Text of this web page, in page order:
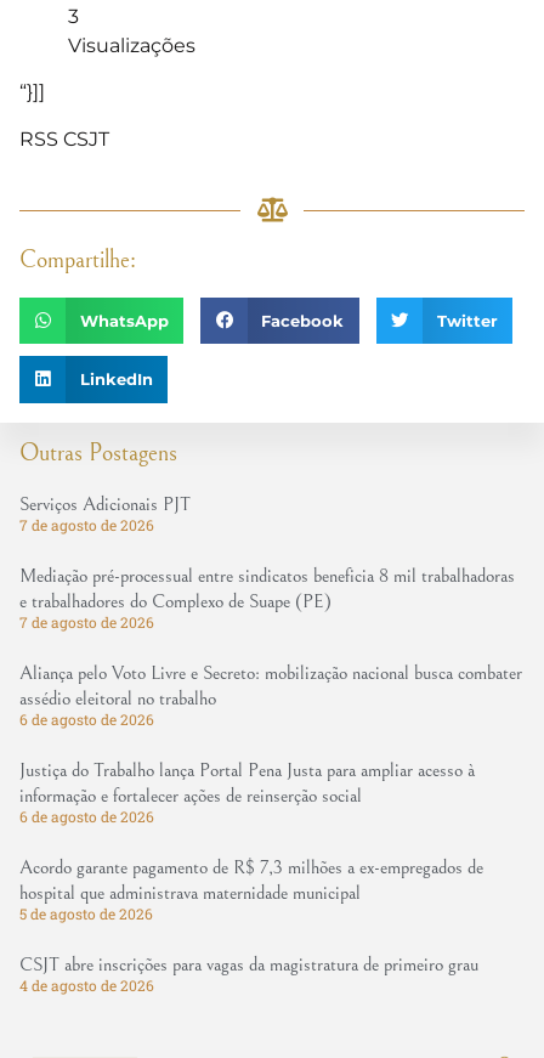
Outras Postagens
Serviços Adicionais PJT
7 de agosto de 2026
Mediação pré-processual entre sindicatos beneficia 8 mil trabalhadoras
e trabalhadores do Complexo de Suape (PE)
7 de agosto de 2026
Aliança pelo Voto Livre e Secreto: mobilização nacional busca combater
assédio eleitoral no trabalho
6 de agosto de 2026
Justiça do Trabalho lança Portal Pena Justa para ampliar acesso à
informação e fortalecer ações de reinserção social
6 de agosto de 2026
Acordo garante pagamento de R$ 7,3 milhões a ex-empregados de
hospital que administrava maternidade municipal
5 de agosto de 2026
CSJT abre inscrições para vagas da magistratura de primeiro grau
4 de agosto de 2026
3
Visualizações
“}]]
RSS CSJT
Compartilhe:
WhatsApp Facebook Twitter
LinkedIn